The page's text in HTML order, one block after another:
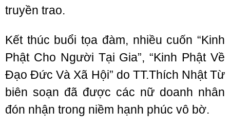
truyền trao.
Kết thúc buổi tọa đàm, nhiều cuốn “Kinh
Phật Cho Người Tại Gia”, “Kinh Phật Về
Đạo Đức Và Xã Hội” do TT.Thích Nhật Từ
biên soạn đã được các nữ doanh nhân
đón nhận trong niềm hạnh phúc vô bờ.